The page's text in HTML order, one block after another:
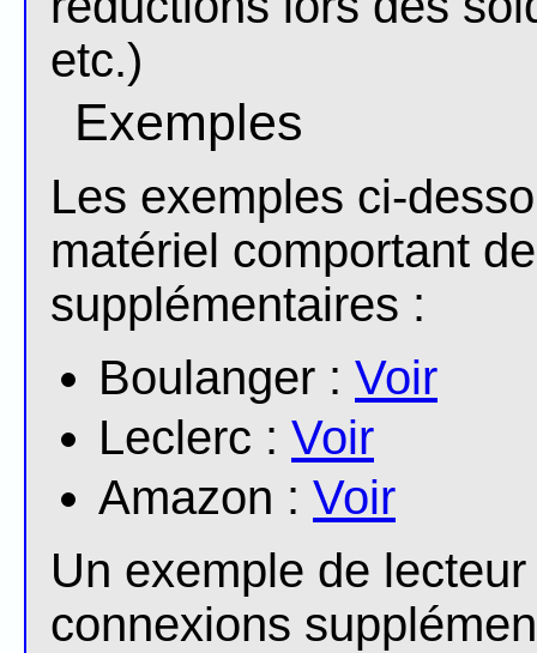
etc.)
Exemples
Les exemples ci-
matériel comportant
supplémentaires :
Boulanger : Voir
Leclerc : Voir
Amazon : Voir
Un exemple de
connexions